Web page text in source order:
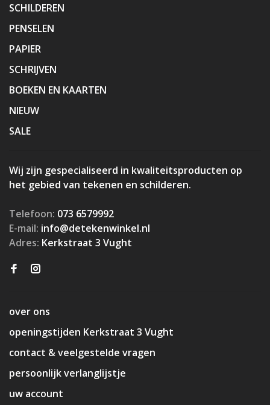
SCHILDEREN
PENSELEN
PAPIER
SCHRIJVEN
BOEKEN EN KAARTEN
NIEUW
SALE
Wij zijn gespecialiseerd in kwaliteitsproducten op
het gebied van tekenen en schilderen.
Telefoon: 073 6579992
E-mail: info@detekenwinkel.nl
Adres: Kerkstraat 3 Vught
over ons
openingstijden Kerkstraat 3 Vught
contact & veelgestelde vragen
persoonlijk verlanglijstje
uw account